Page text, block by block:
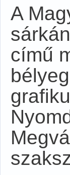
A
című